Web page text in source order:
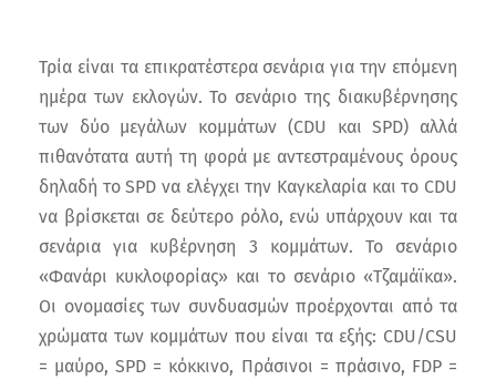
Τρία είναι τα επικρατέστερα σενάρια για την επόμενη
ημέρα των εκλογών. Το σενάριο της διακυβέρνησης
των δύο μεγάλων κομμάτων (CDU και SPD) αλλά
πιθανότατα αυτή τη φορά με αντεστραμένους όρους
δηλαδή το SPD να ελέγχει την Καγκελαρία και το CDU
να βρίσκεται σε δεύτερο ρόλο, ενώ υπάρχουν και τα
σενάρια για κυβέρνηση 3 κομμάτων. Το σενάριο
«Φανάρι κυκλοφορίας» και το σενάριο «Τζαμάϊκα».
Οι ονομασίες των συνδυασμών προέρχονται από τα
χρώματα των κομμάτων που είναι τα εξής: CDU/CSU
= μαύρο, SPD = κόκκινο, Πράσινοι = πράσινο, FDP =